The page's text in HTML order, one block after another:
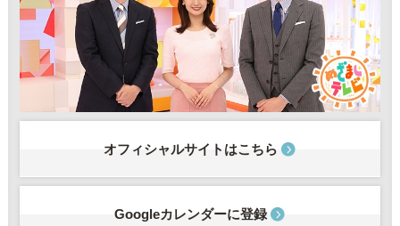
オフィシャルサイトはこちら
Googleカレンダーに登録